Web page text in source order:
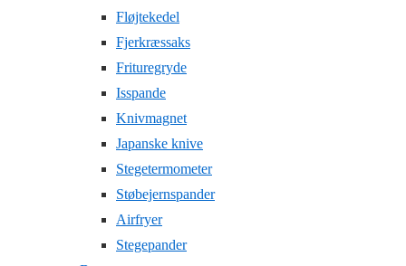
Fløjtekedel
Fjerkræssaks
Frituregryde
Isspande
Knivmagnet
Japanske knive
Stegetermometer
Støbejernspander
Airfryer
Stegepander